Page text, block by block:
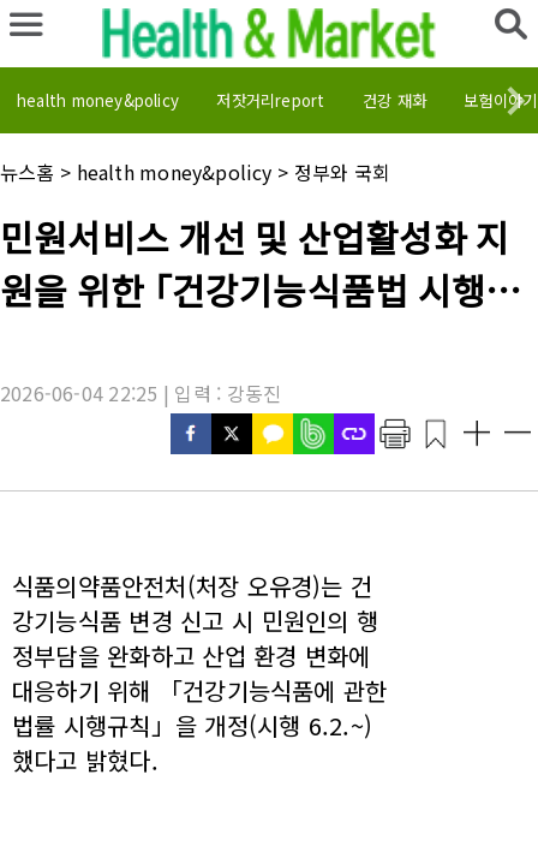
health money&policy 저잣거리report 건강 재화 보험이야기
채
널
뉴스홈 > health money&policy > 정부와 국회
기
사
목
민원서비스 개선 및 산업활성화 지
원을 위한 ｢건강기능식품법 시행규
2026-06-04 22:25 | 입력 : 강동진
식품의약품안전처(처장 오유경)는 건
강기능식품 변경 신고 시 민원인의 행
정부담을 완화하고 산업 환경 변화에
대응하기 위해 「건강기능식품에 관한
법률 시행규칙」을 개정(시행 6.2.~)
했다고 밝혔다.